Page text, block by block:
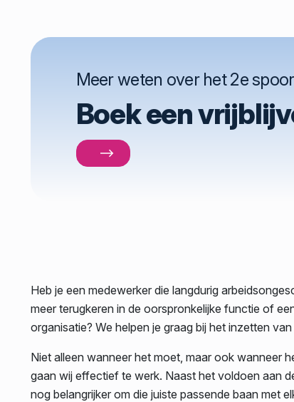
Meer weten over het 2e
Boek een
Heb je een medewerker die langdurig
meer terugkeren in de oorspronkelijke functie of
organisatie? We helpen je graag bij het inzetten
Niet alleen wanneer het moet, maar ook wanneer
gaan wij effectief te werk. Naast het voldoen aan
nog belangrijker om die juiste passende baan met